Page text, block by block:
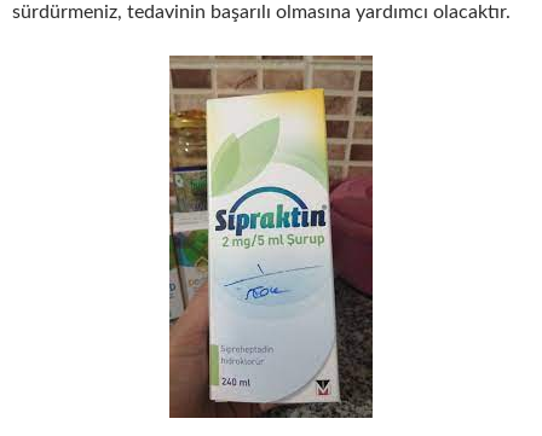
sürdürmeniz, tedavinin başarılı olmasına yardımcı olacaktır.